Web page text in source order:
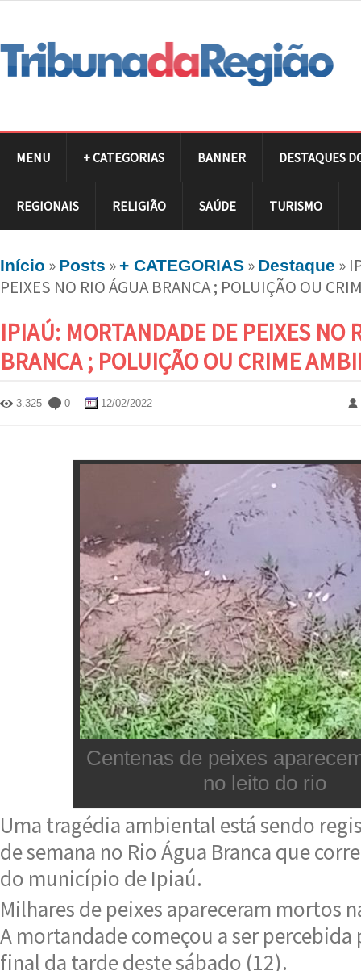
MENU + CATEGORIAS BANNER DESTAQUES
REGIONAIS RELIGIÃO SAÚDE TURISMO
Início » Posts »+ CATEGORIAS » Destaque »
PEIXES NO RIO ÁGUA BRANCA ; POLUIÇÃO OU
IPIAÚ: MORTANDADE DE PEIXES NO
BRANCA ; POLUIÇÃO OU CRIME
3.325 0 12/02/2022
Centenas de peixes
no leito do rio
Uma tragédia ambiental está sendo
de semana no Rio Água Branca que
do município de Ipiaú.
Milhares de peixes apareceram mortos
A mortandade começou a ser
final da tarde deste sábado (12).